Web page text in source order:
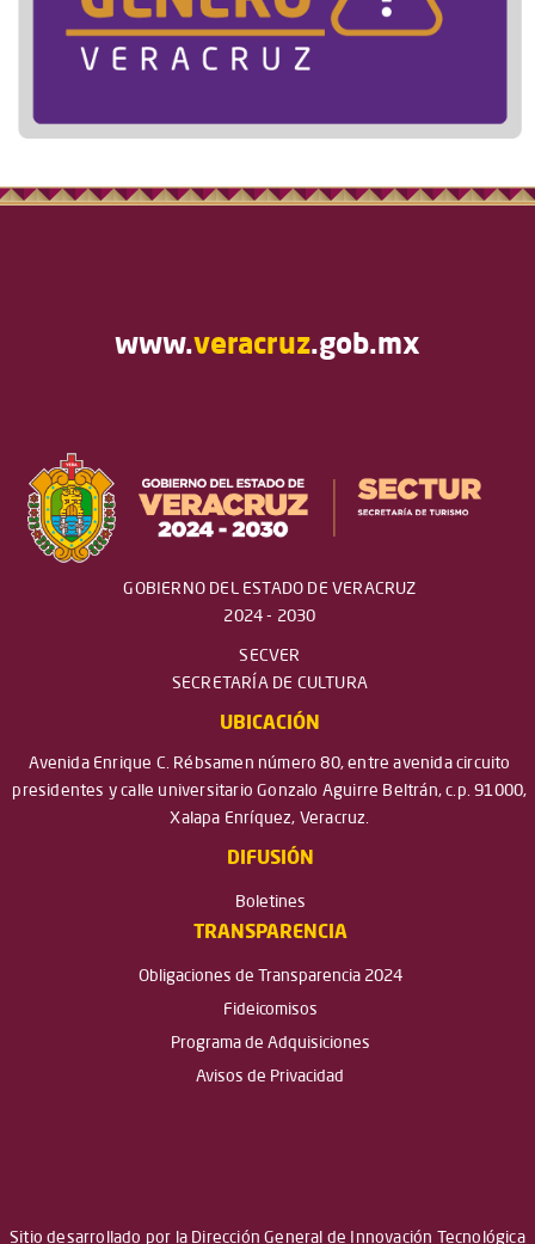
www.veracruz.gob.mx
GOBIERNO DEL ESTADO DE VERACRUZ
2024 - 2030
SECVER
SECRETARÍA DE CULTURA
UBICACIÓN
Avenida Enrique C. Rébsamen número 80, entre avenida circuito
presidentes y calle universitario Gonzalo Aguirre Beltrán, c.p. 91000,
Xalapa Enríquez, Veracruz.
DIFUSIÓN
Boletines
TRANSPARENCIA
Obligaciones de Transparencia 2024
Fideicomisos
Programa de Adquisiciones
Avisos de Privacidad
Sitio desarrollado por la Dirección General de Innovación Tecnológica